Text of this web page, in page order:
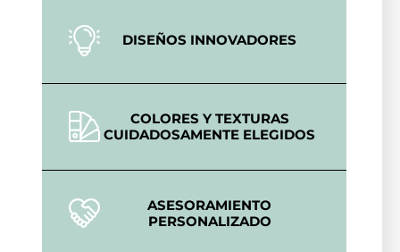
DISEÑOS INNOVADORES
COLORES Y TEXTURAS
CUIDADOSAMENTE ELEGIDOS
ASESORAMIENTO
PERSONALIZADO